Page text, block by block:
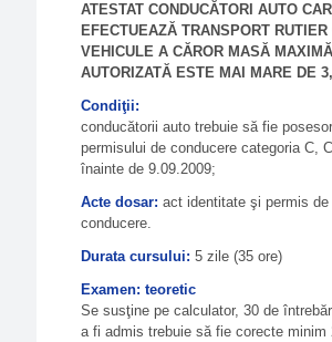
ATESTAT CONDUCĂTORI AUTO
EFECTUEAZĂ TRANSPORT RUTIER
VEHICULE A CĂROR MASĂ MAXIMĂ
AUTORIZATĂ ESTE MAI MARE DE
Condiţii:
conducătorii auto trebuie să fie
permisului de conducere categoria C,
înainte de 9.09.2009;
Acte dosar: act identitate şi permis de
conducere.
Durata cursului: 5 zile (35 ore)
Examen: teoretic
Se susţine pe calculator, 30 de
a fi admis trebuie să fie corecte minim